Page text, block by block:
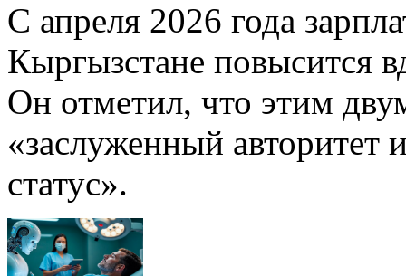
С апреля 2026 года
Кыргызстане повысится
Он отметил, что этим
«заслуженный
статус».